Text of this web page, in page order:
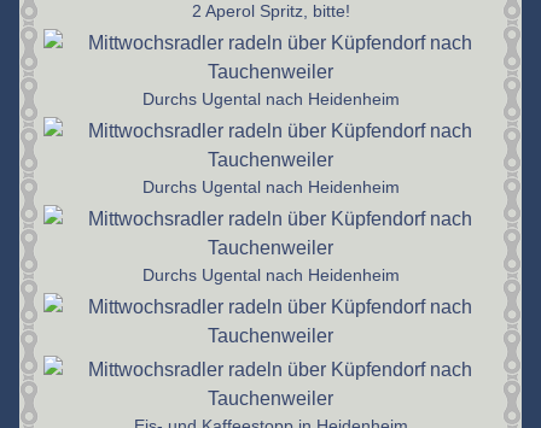
2 Aperol Spritz, bitte!
Durchs Ugental nach Heidenheim
Durchs Ugental nach Heidenheim
Durchs Ugental nach Heidenheim